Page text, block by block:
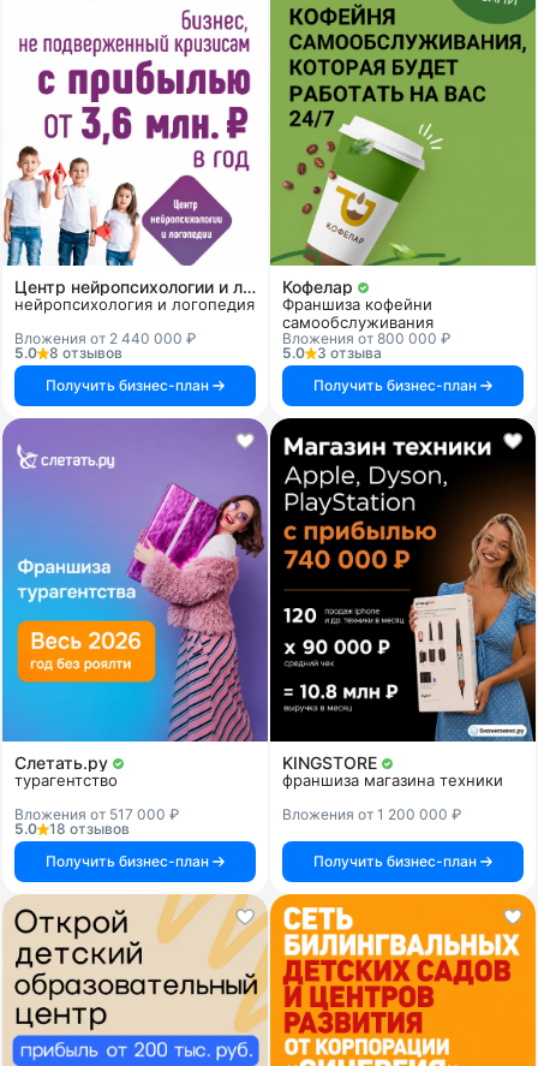
Центр нейропсихологии и логопедии «Здоровый ребенок»
нейропсихология и логопедия
Вложения от 2 440 000 ₽
5.0
8 отзывов
Получить бизнес-план
Кофелар
Франшиза кофейни
самообслуживания
Вложения от 800 000 ₽
5.0
3 отзыва
Получить бизнес-план
Слетать.ру
турагентство
Вложения от 517 000 ₽
5.0
18 отзывов
Получить бизнес-план
KINGSTORE
франшиза магазина техники
Вложения от 1 200 000 ₽
Получить бизнес-план